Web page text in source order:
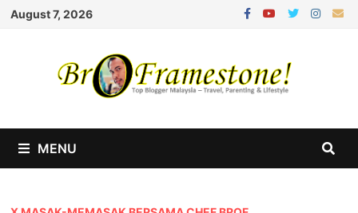
Skip
August 7, 2026
MENU